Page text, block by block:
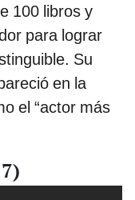
100 libros y
para lograr
Su
en la
el “actor más